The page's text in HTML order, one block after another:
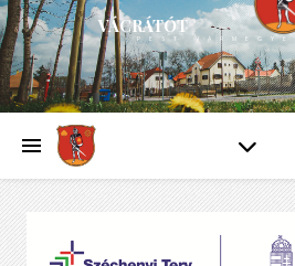
VÁCRÁTÓT
PEST VÁRMEGYE